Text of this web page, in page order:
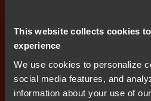
This website collects cookies
experience
We use cookies to personalize
social media features, and
information about your use of